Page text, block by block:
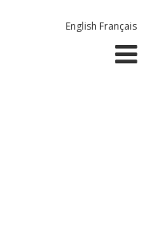
English Français